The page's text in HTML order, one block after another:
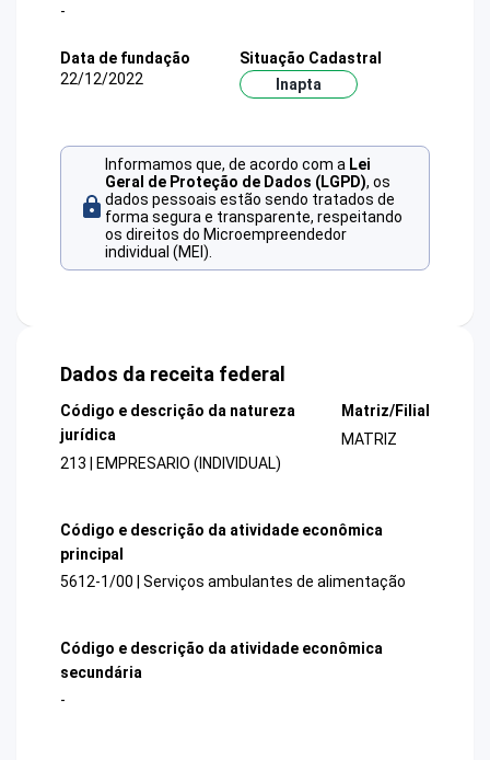
-
Data de fundação
22/12/2022
Situação Cadastral
Inapta
Informamos que, de acordo com a Lei
Geral de Proteção de Dados (LGPD), os
dados pessoais estão sendo tratados de
forma segura e transparente, respeitando
os direitos do Microempreendedor
individual (MEI).
Dados da receita federal
Código e descrição da natureza
jurídica
213 | EMPRESARIO (INDIVIDUAL)
Matriz/Filial
MATRIZ
Código e descrição da atividade econômica
principal
5612-1/00 | Serviços ambulantes de alimentação
Código e descrição da atividade econômica
secundária
-